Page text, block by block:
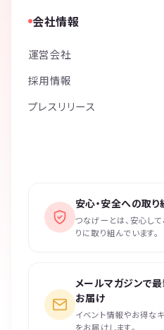
会社情報
運営会社
採用情報
プレスリリース
安心・安全への取り
つなげーとは、安心し
りに取り組んでいます。
メールマガジンで
お届け
イベント情報やお得な
をお届けします。